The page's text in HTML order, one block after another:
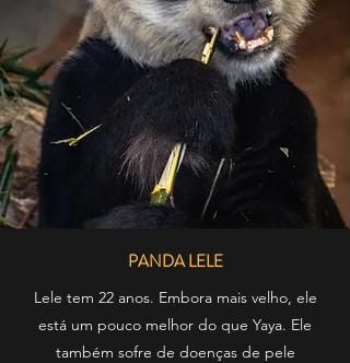
PANDA LELE
Lele tem 22 anos. Embora mais velho, ele
está um pouco melhor do que Yaya. Ele
também sofre de doenças de pele